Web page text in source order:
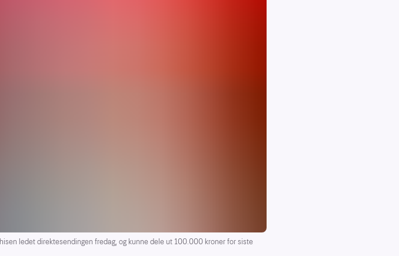
ledet direktesendingen fredag, og kunne dele ut 100.000 kroner for siste